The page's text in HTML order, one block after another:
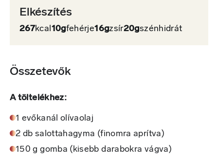
Elkészítés
267kcal10gfehérje16gzsír20gszénhidrát
Összetevők
A töltelékhez:
1 evőkanál olívaolaj
2 db salottahagyma (finomra aprítva)
150 g gomba (kisebb darabokra vágva)